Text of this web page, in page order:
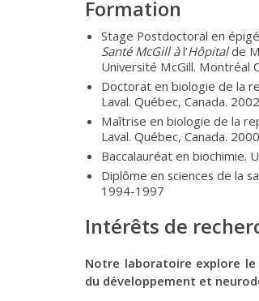
Formation
Stage Postdoctoral en
Santé McGill àl’Hôpitalde
Université McGill. Montréal
Doctorat en biologie de la
Laval. Québec, Canada.
Maîtrise en biologie de la
Laval. Québec, Canada.
Baccalauréat en biochimie.
Diplôme en sciences de la
1994-1997
Intérêts de
Notre laboratoire explore
du développement et